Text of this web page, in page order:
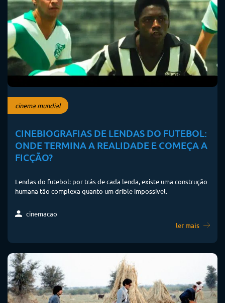
cinema mundial
CINEBIOGRAFIAS DE LENDAS DO FUTEBOL:
ONDE TERMINA A REALIDADE E COMEÇA A
FICÇÃO?
Lendas do futebol: por trás de cada lenda, existe uma construção
humana tão complexa quanto um drible impossível.
cinemacao
ler mais